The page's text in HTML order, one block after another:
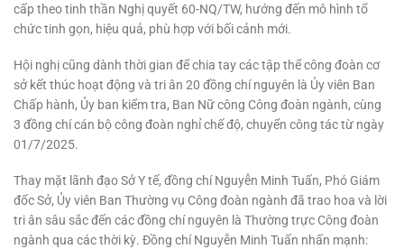
cấp theo tinh thần Nghị quyết 60-NQ/TW, hướng đến mô hình tổ
chức tinh gọn, hiệu quả, phù hợp với bối cảnh mới.
Hội nghị cũng dành thời gian để chia tay các tập thể công đoàn cơ
sở kết thúc hoạt động và tri ân 20 đồng chí nguyên là Ủy viên Ban
Chấp hành, Ủy ban kiểm tra, Ban Nữ công Công đoàn ngành, cùng
3 đồng chí cán bộ công đoàn nghỉ chế độ, chuyển công tác từ ngày
01/7/2025.
Thay mặt lãnh đạo Sở Y tế, đồng chí Nguyễn Minh Tuấn, Phó Giám
đốc Sở, Ủy viên Ban Thường vụ Công đoàn ngành đã trao hoa và lời
tri ân sâu sắc đến các đồng chí nguyên là Thường trực Công đoàn
ngành qua các thời kỳ. Đồng chí Nguyễn Minh Tuấn nhấn mạnh: